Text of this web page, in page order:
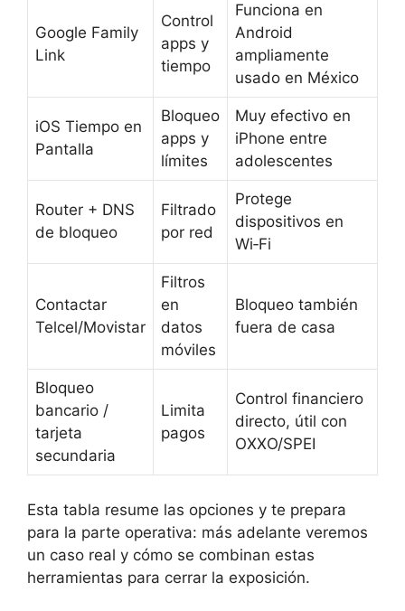
Google Family
Link
Control
apps y
tiempo
Funciona en
Android
ampliamente
usado en México
iOS Tiempo en
Pantalla
Bloqueo
apps y
límites
Muy efectivo en
iPhone entre
adolescentes
Router + DNS
de bloqueo
Filtrado
por red
Protege
dispositivos en
Wi‑Fi
Contactar
Telcel/Movistar
Filtros
en
datos
móviles
Bloqueo también
fuera de casa
Bloqueo
bancario /
tarjeta
secundaria
Limita
pagos
Control financiero
directo, útil con
OXXO/SPEI
Esta tabla resume las opciones y te prepara
para la parte operativa: más adelante veremos
un caso real y cómo se combinan estas
herramientas para cerrar la exposición.